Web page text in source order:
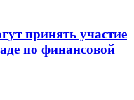
принять участие
по финансовой